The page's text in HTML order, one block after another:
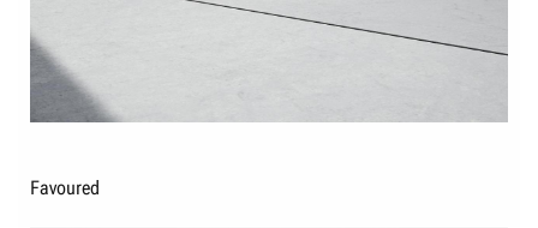
Favoured